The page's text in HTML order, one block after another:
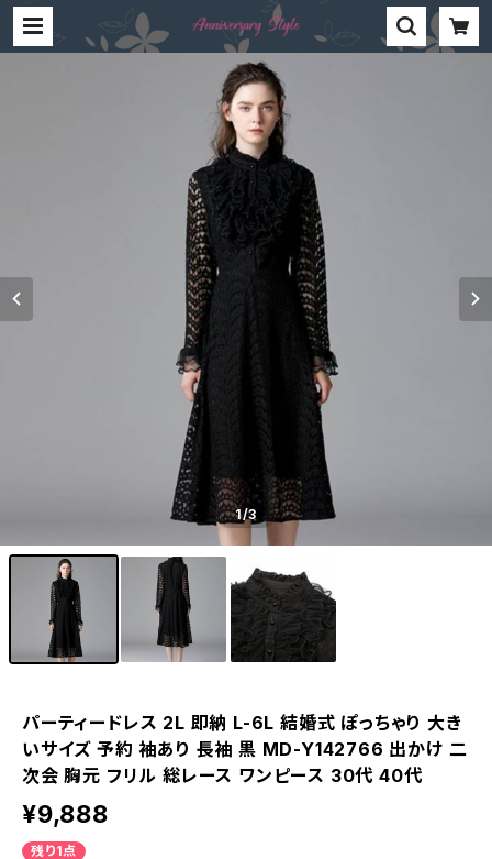
1/3
パーティードレス 2L 即納 L-6L 結婚式 ぽっちゃり 大き
いサイズ 予約 袖あり 長袖 黒 MD-Y142766 出かけ 二
次会 胸元 フリル 総レース ワンピース 30代 40代
¥9,888
残り1点